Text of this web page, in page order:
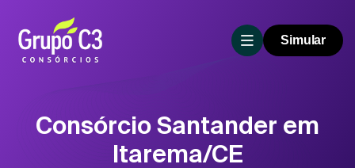
Simular
Consórcio Santander em
Itarema/CE